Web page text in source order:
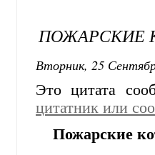
ПОЖАРСКИЕ
Вторник, 25
Это цитата
цитатник или
Пожарские